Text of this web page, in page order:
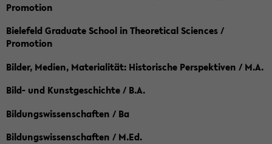
Promotion
Bielefeld Graduate School in Theoretical Sciences /
Promotion
Bilder, Medien, Materialität: Historische Perspektiven / M.A.
Bild- und Kunstgeschichte / B.A.
Bildungswissenschaften / Ba
Bildungswissenschaften / M.Ed.